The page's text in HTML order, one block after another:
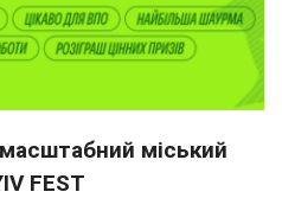
міський
FEST